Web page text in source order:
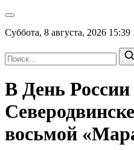
Суббота, 8 августа, 2026 15:39
В День России
восьмой